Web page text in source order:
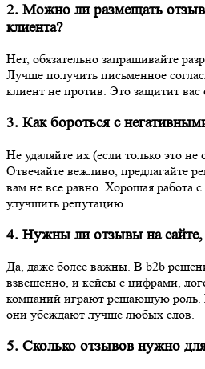
2. Можно ли размещать
клиента?
Нет, обязательно запрашивайте
Лучше получить письменное
клиент не против. Это защитит вас
3. Как бороться с
Не удаляйте их (если только это
Отвечайте вежливо, предлагайте
вам не все равно. Хорошая работа
улучшить репутацию.
4. Нужны ли отзывы на сайте,
Да, даже более важны. В b2b
взвешенно, и кейсы с цифрами,
компаний играют решающую роль.
они убеждают лучше любых слов.
5. Сколько отзывов нужно